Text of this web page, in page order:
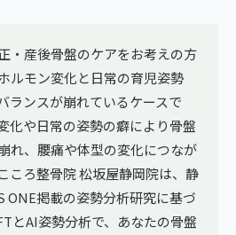
ア）
・産後骨盤のケアをお考えの方
ルモン変化と日常の育児姿勢
ランスが崩れているケースで
化や日常の姿勢の癖により骨盤
れ、腰痛や体型の変化につなが
ころ整骨院 松坂屋静岡院は、静
ONE掲載の姿勢分析研究に基づ
とAI姿勢分析で、あなたの骨盤